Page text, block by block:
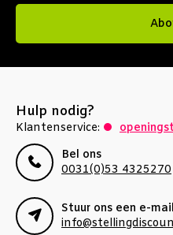
Hulp nodig?
Klantenservice:
Bel ons
0031(0)53 4325270
Stuur ons een e-mail